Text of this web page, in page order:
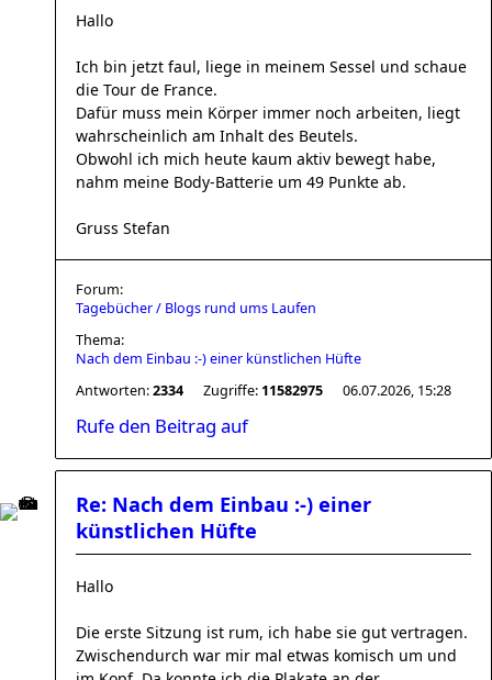
Hallo
Ich bin jetzt faul, liege in meinem Sessel und schaue
die Tour de France.
Dafür muss mein Körper immer noch arbeiten, liegt
wahrscheinlich am Inhalt des Beutels.
Obwohl ich mich heute kaum aktiv bewegt habe,
nahm meine Body-Batterie um 49 Punkte ab.
Gruss Stefan
Forum:
Tagebücher / Blogs rund ums Laufen
Thema:
Nach dem Einbau :-) einer künstlichen Hüfte
Antworten:2334 Zugriffe: 11582975 06.07.2026, 15:28
Rufe den Beitrag auf
Re: Nach dem Einbau :-) einer
künstlichen Hüfte
Hallo
Die erste Sitzung ist rum, ich habe sie gut vertragen.
Zwischendurch war mir mal etwas komisch um und